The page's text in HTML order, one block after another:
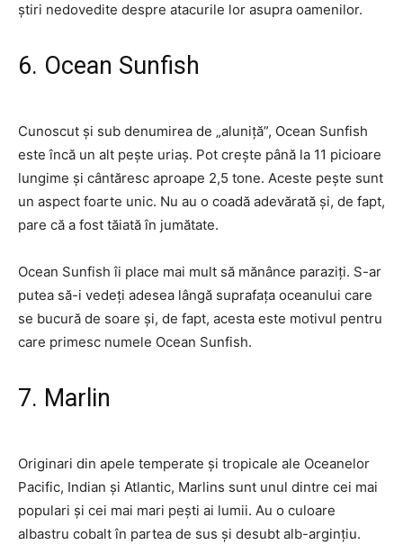
știri nedovedite despre atacurile lor asupra oamenilor.
6. Ocean Sunfish
Cunoscut și sub denumirea de „aluniță”, Ocean Sunfish
este încă un alt pește uriaș. Pot crește până la 11 picioare
lungime și cântăresc aproape 2,5 tone. Aceste pește sunt
un aspect foarte unic. Nu au o coadă adevărată și, de fapt,
pare că a fost tăiată în jumătate.
Ocean Sunfish îi place mai mult să mănânce paraziți. S-ar
putea să-i vedeți adesea lângă suprafața oceanului care
se bucură de soare și, de fapt, acesta este motivul pentru
care primesc numele Ocean Sunfish.
7. Marlin
Originari din apele temperate și tropicale ale Oceanelor
Pacific, Indian și Atlantic, Marlins sunt unul dintre cei mai
populari și cei mai mari pești ai lumii. Au o culoare
albastru cobalt în partea de sus și desubt alb-argințiu.